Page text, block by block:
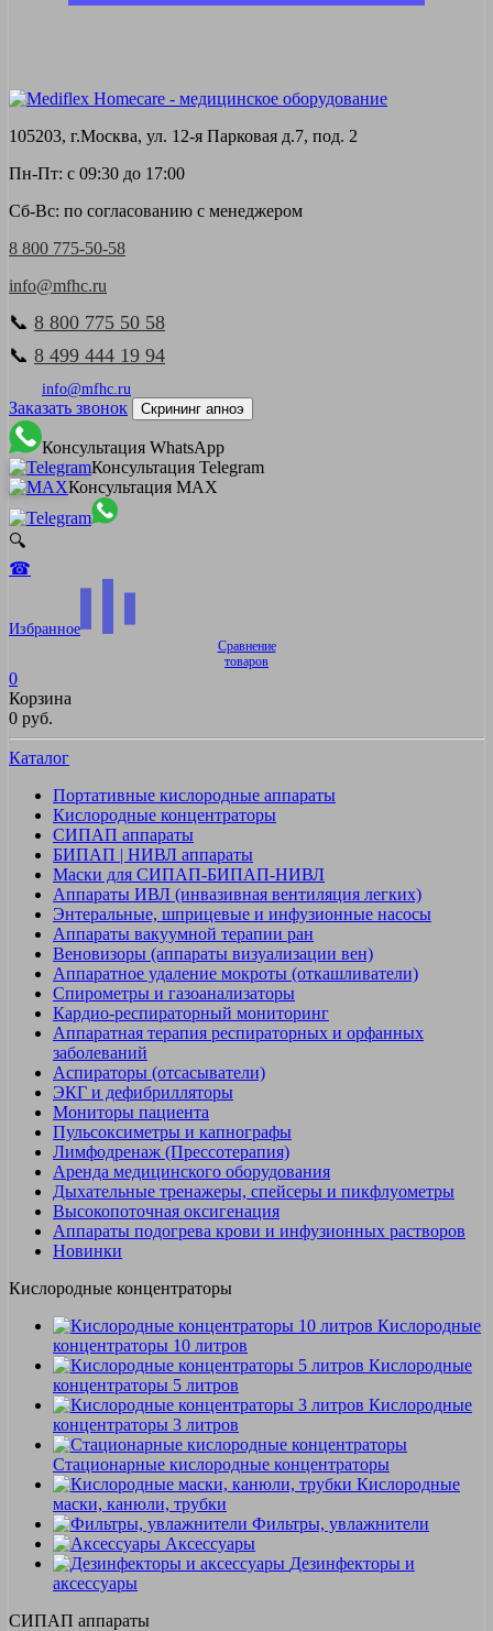
105203, г.Москва, ул. 12-я Парковая д.7, под. 2
Пн-Пт: с 09:30 до 17:00
Сб-Вс: по согласованию с менеджером
8 800 775-50-58
info@mfhc.ru
📞 8 800 775 50 58
📞 8 499 444 19 94
info@mfhc.ru
Заказать звонок Скрининг апноэ
Консультация WhatsApp
Консультация Telegram
Консультация MAX
🔍
☎
Избранное
Сравнение
товаров
0
Корзина
0 руб.
Каталог
Портативные кислородные аппараты
Кислородные концентраторы
СИПАП аппараты
БИПАП | НИВЛ аппараты
Маски для СИПАП-БИПАП-НИВЛ
Аппараты ИВЛ (инвазивная вентиляция легких)
Энтеральные, шприцевые и инфузионные насосы
Аппараты вакуумной терапии ран
Веновизоры (аппараты визуализации вен)
Аппаратное удаление мокроты (откашливатели)
Спирометры и газоанализаторы
Кардио-респираторный мониторинг
Аппаратная терапия респираторных и орфанных
заболеваний
Аспираторы (отсасыватели)
ЭКГ и дефибрилляторы
Мониторы пациента
Пульсоксиметры и капнографы
Лимфодренаж (Прессотерапия)
Аренда медицинского оборудования
Дыхательные тренажеры, спейсеры и пикфлуометры
Высокопоточная оксигенация
Аппараты подогрева крови и инфузионных растворов
Новинки
Кислородные концентраторы
Кислородные
концентраторы 10 литров
Кислородные
концентраторы 5 литров
Кислородные
концентраторы 3 литров
Стационарные кислородные концентраторы
Кислородные
маски, канюли, трубки
Фильтры, увлажнители
Аксессуары
Дезинфекторы и
аксессуары
СИПАП аппараты